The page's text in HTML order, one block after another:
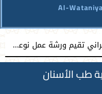
Al-
كلية هندسة العمارة والتخطيط العمراني تقيم ورشة عمل نوعية نحو إعداد مشاريع تخرج معمارية مميزة
طب الأسنان